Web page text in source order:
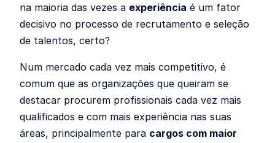
na maioria das vezes a experiência é um fator
decisivo no processo de recrutamento e seleção
de talentos, certo?
Num mercado cada vez mais competitivo, é
comum que as organizações que queiram se
destacar procurem profissionais cada vez mais
qualificados e com mais experiência nas suas
áreas, principalmente para cargos com maior